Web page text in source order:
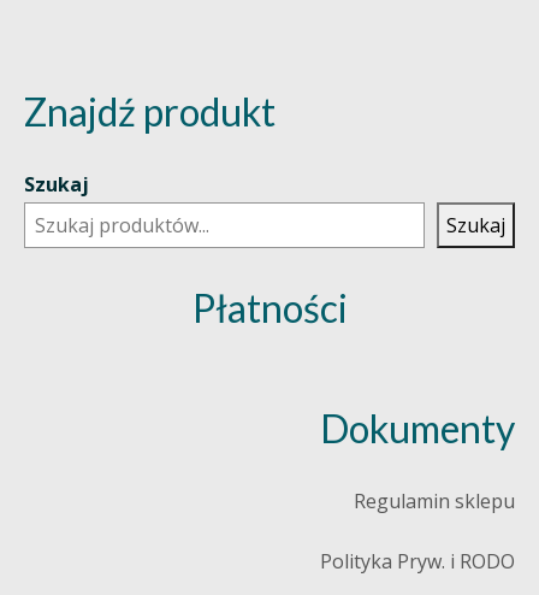
Znajdź produkt
Szukaj
Szukaj
Płatności
Dokumenty
Regulamin sklepu
Polityka Pryw. i RODO